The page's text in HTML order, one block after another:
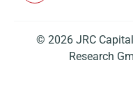
© 2026 JRC
Research